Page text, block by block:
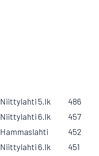
Niittylahti 5.lk
486
Niittylahti 6.lk
457
Hammaslahti
452
Niittylahti 6.lk
451